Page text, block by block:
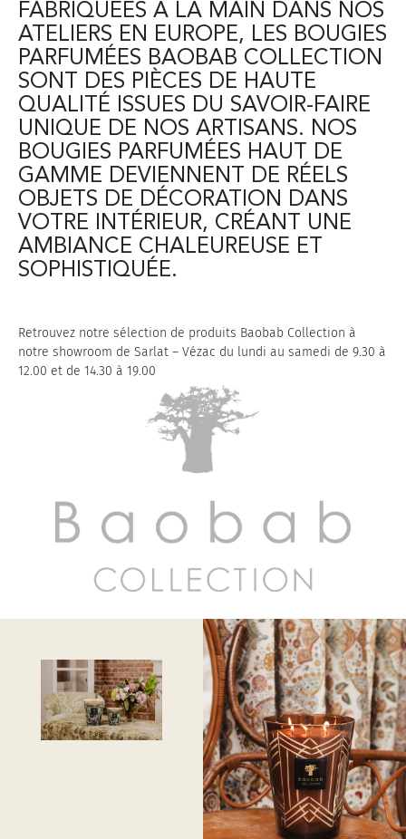
FABRIQUÉES À LA MAIN DANS NOS
ATELIERS EN EUROPE, LES BOUGIES
PARFUMÉES BAOBAB COLLECTION
SONT DES PIÈCES DE HAUTE
QUALITÉ ISSUES DU SAVOIR-FAIRE
UNIQUE DE NOS ARTISANS. NOS
BOUGIES PARFUMÉES HAUT DE
GAMME DEVIENNENT DE RÉELS
OBJETS DE DÉCORATION DANS
VOTRE INTÉRIEUR, CRÉANT UNE
AMBIANCE CHALEUREUSE ET
SOPHISTIQUÉE.
Retrouvez notre sélection de produits Baobab Collection à
notre showroom de Sarlat – Vézac du lundi au samedi de 9.30 à
12.00 et de 14.30 à 19.00